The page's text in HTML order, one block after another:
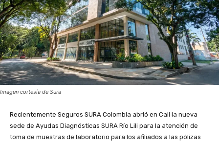
Imagen cortesía de Sura
Recientemente Seguros SURA Colombia abrió en Cali la nueva
sede de Ayudas Diagnósticas SURA Río Lili para la atención de
toma de muestras de laboratorio para los afiliados a las pólizas